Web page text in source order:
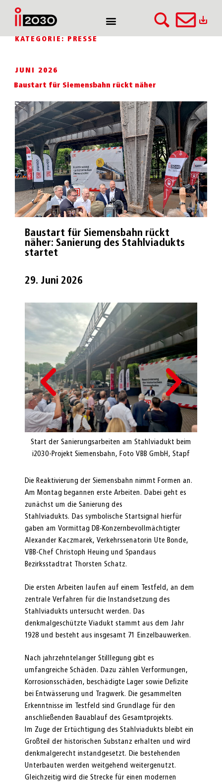
KATEGORIE: PRESSE
JUNI 2026
Baustart für Siemensbahn rückt näher
Baustart für Siemensbahn rückt
näher: Sanierung des Stahlviadukts
startet
29. Juni 2026
Start der Sanierungsarbeiten am Stahlviadukt beim
i2030-Projekt Siemensbahn, Foto VBB GmbH, Stapf
Die Reaktivierung der Siemensbahn nimmt Formen an.
Am Montag begannen erste Arbeiten. Dabei geht es
zunächst um die Sanierung des
Stahlviadukts. Das symbolische Startsignal hierfür
gaben am Vormittag DB-Konzernbevollmächtigter
Alexander Kaczmarek, Verkehrssenatorin Ute Bonde,
VBB-Chef Christoph Heuing und Spandaus
Bezirksstadtrat Thorsten Schatz.
Die ersten Arbeiten laufen auf einem Testfeld, an dem
zentrale Verfahren für die Instandsetzung des
Stahlviadukts untersucht werden. Das
denkmalgeschützte Viadukt stammt aus dem Jahr
1928 und besteht aus insgesamt 71 Einzelbauwerken.
Nach jahrzehntelanger Stilllegung gibt es
umfangreiche Schäden. Dazu zählen Verformungen,
Korrosionsschäden, beschädigte Lager sowie Defizite
bei Entwässerung und Tragwerk. Die gesammelten
Erkenntnisse im Testfeld sind Grundlage für den
anschließenden Bauablauf des Gesamtprojekts.
Im Zuge der Ertüchtigung des Stahlviadukts bleibt ein
Großteil der historischen Substanz erhalten und wird
denkmalgerecht instandgesetzt. Die bestehenden
Unterbauten werden weitgehend weitergenutzt.
Gleichzeitig wird die Strecke für einen modernen